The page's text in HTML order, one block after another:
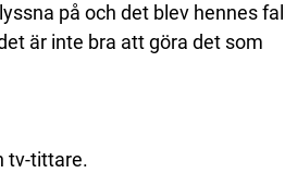
på och det blev hennes fall
är inte bra att göra det som
tv-tittare.